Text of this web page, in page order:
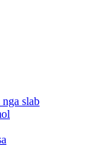
nga slab